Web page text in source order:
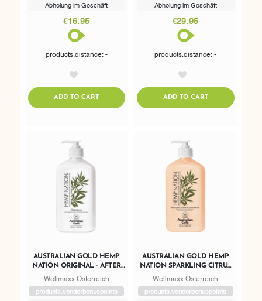
Abholung im Geschäft
€16.95
products.distance: -
ADD TO CARTADDTOCART
Abholung im Geschäft
€29.95
products.distance: -
ADD TO CARTADDTOCART
AUSTRALIAN GOLD HEMP
NATION ORIGINAL - AFTER
SUN
Wellmaxx Österreich
products.vendorbonuspoints
AUSTRALIAN GOLD HEMP
NATION SPARKLING CITRUS
& CHAMPAGNE - AFTER SUN
Wellmaxx Österreich
products.vendorbonuspoints